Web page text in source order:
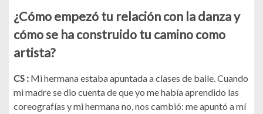
¿Cómo empezó tu relación con la danza y
cómo se ha construido tu camino como
artista?
CS : Mi hermana estaba apuntada a clases de baile. Cuando
mi madre se dio cuenta de que yo me había aprendido las
coreografías y mi hermana no, nos cambió: me apuntó a mí